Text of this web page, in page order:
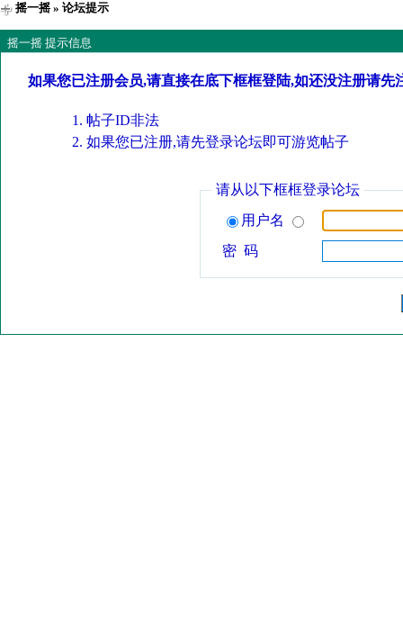
摇一摇» 论坛提示
摇一摇 提示信息
如果您已注册会员,请直接在底下框框登陆,如还没注册请先
帖子ID非法
如果您已注册,请先登录论坛即可游览帖子
请从以下框框登录论坛
用户名
密 码